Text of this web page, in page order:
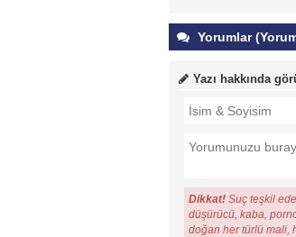
Yorumlar
Yazı hakkında
Dikkat! Suç teşkil
düşürücü, kaba,
doğan her türlü mali,